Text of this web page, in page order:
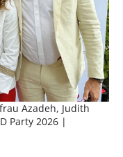
Azadeh, Judith
Party 2026 |